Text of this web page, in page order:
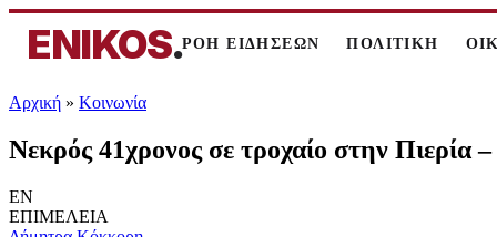
ENIKOS.ΡΟΗ ΕΙΔΗΣΕΩΝ ΠΟΛΙΤΙΚΗ
Αρχική » Κοινωνία
Νεκρός 41χρονος σε τροχαίο στην
EN
ΕΠΙΜΕΛΕΙΑ